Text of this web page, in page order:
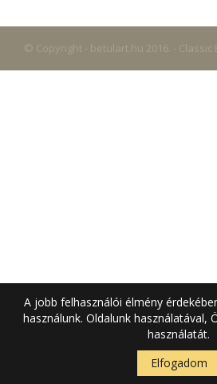
© Copyright - betulart.hu 2016. - Classic
A jobb felhasználói élmény
használunk. Oldalunk használatával,
használatát.
Elfogadom